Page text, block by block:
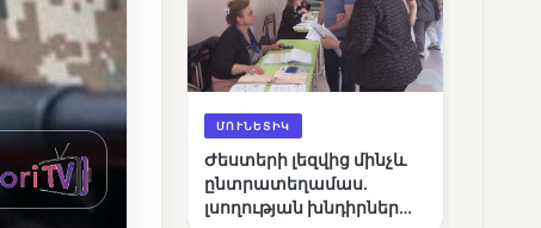
ՄՈՒՆԵՏԻԿ
Ժեստերի լեզվից մինչև
ընտրատեղամաս.
լսողության խնդիրներ